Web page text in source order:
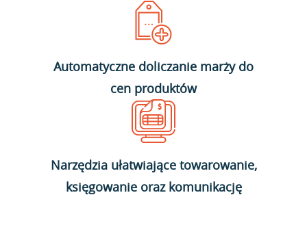
Automatyczne doliczanie marży do
cen produktów
Narzędzia ułatwiające towarowanie,
księgowanie oraz komunikację